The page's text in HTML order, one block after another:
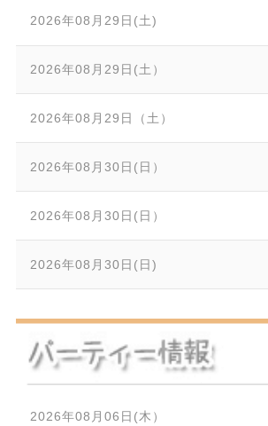
2026年08月29日(土)
2026年08月29日(土）
2026年08月29日（土）
2026年08月30日(日）
2026年08月30日(日）
2026年08月30日(日)
2026年08月06日(木）